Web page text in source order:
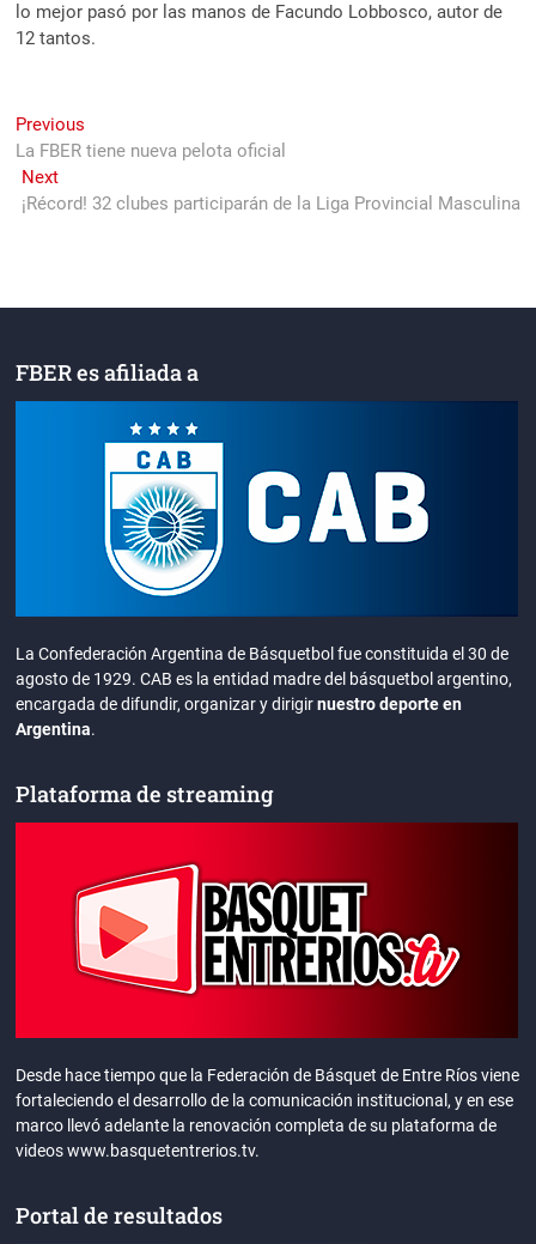
lo mejor pasó por las manos de Facundo Lobbosco, autor de
12 tantos.
Navegación
de
entradas
Previous
post:
La FBER tiene nueva pelota oficial
NextNext
post:
¡Récord! 32 clubes participarán de la Liga Provincial Masculina
FBER es afiliada a
La Confederación Argentina de Básquetbol fue constituida el 30 de
agosto de 1929. CAB es la entidad madre del básquetbol argentino,
encargada de difundir, organizar y dirigirnuestro deporte en
Argentina.
Plataforma de streaming
Desde hace tiempo que la Federación de Básquet de Entre Ríos viene
fortaleciendo el desarrollo de la comunicación institucional, y en ese
marco llevó adelante la renovación completa de su plataforma de
videos www.basquetentrerios.tv.
Portal de resultados